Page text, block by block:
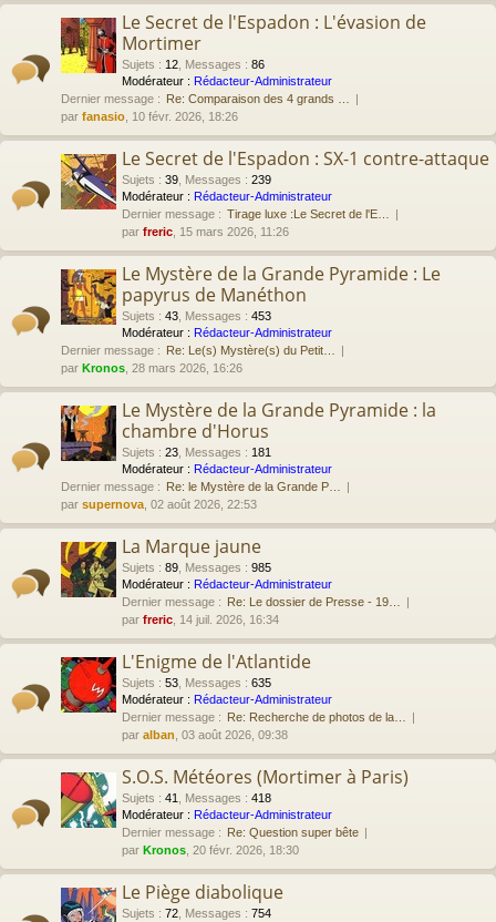
Le Secret de l'Espadon : L'évasion de
Mortimer
Sujets : 12 Messages : 86
Modérateur : Rédacteur-Administrateur
Dernier message : Re: Comparaison des 4 grands …
par fanasio , 10 févr. 2026, 18:26
Le Secret de l'Espadon : SX-1 contre-attaque
Sujets : 39 Messages : 239
Modérateur : Rédacteur-Administrateur
Dernier message : Tirage luxe :Le Secret de l'E…
par freric , 15 mars 2026, 11:26
Le Mystère de la Grande Pyramide : Le
papyrus de Manéthon
Sujets : 43 Messages : 453
Modérateur : Rédacteur-Administrateur
Dernier message : Re: Le(s) Mystère(s) du Petit…
par Kronos , 28 mars 2026, 16:26
Le Mystère de la Grande Pyramide : la
chambre d'Horus
Sujets : 23 Messages : 181
Modérateur : Rédacteur-Administrateur
Dernier message : Re: le Mystère de la Grande P…
par supernova , 02 août 2026, 22:53
La Marque jaune
Sujets : 89 Messages : 985
Modérateur : Rédacteur-Administrateur
Dernier message : Re: Le dossier de Presse - 19…
par freric , 14 juil. 2026, 16:34
L'Enigme de l'Atlantide
Sujets : 53 Messages : 635
Modérateur : Rédacteur-Administrateur
Dernier message : Re: Recherche de photos de la…
par alban , 03 août 2026, 09:38
S.O.S. Météores (Mortimer à Paris)
Sujets : 41 Messages : 418
Modérateur : Rédacteur-Administrateur
Dernier message : Re: Question super bête
par Kronos , 20 févr. 2026, 18:30
Le Piège diabolique
Sujets : 72 Messages : 754